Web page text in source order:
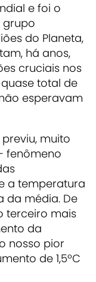
e foi o
grupo
do Planeta,
há anos,
cruciais nos
total de
esperavam
muito
fenômeno
a temperatura
da média. De
terceiro mais
da
nosso pior
de 1,5ºC